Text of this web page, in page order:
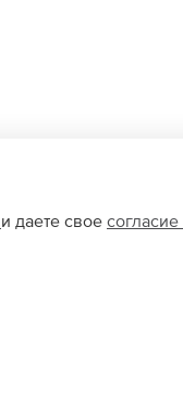
и даете свое